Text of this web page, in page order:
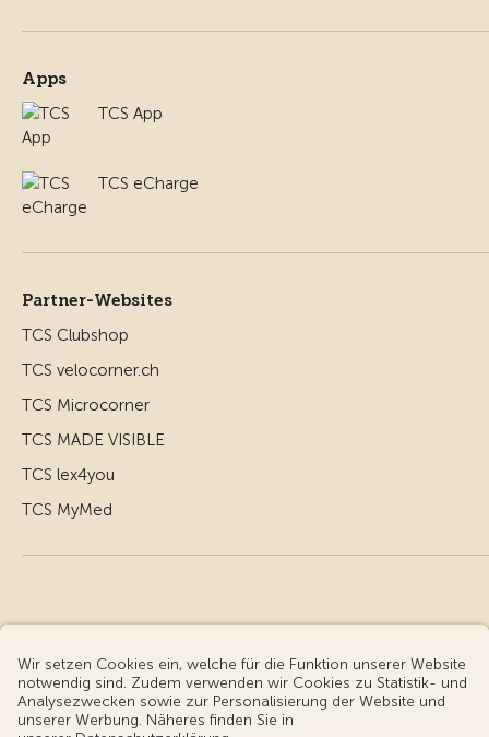
Apps
TCS App
TCS eCharge
Partner-Websites
TCS Clubshop
TCS velocorner.ch
TCS Microcorner
TCS MADE VISIBLE
TCS lex4you
TCS MyMed